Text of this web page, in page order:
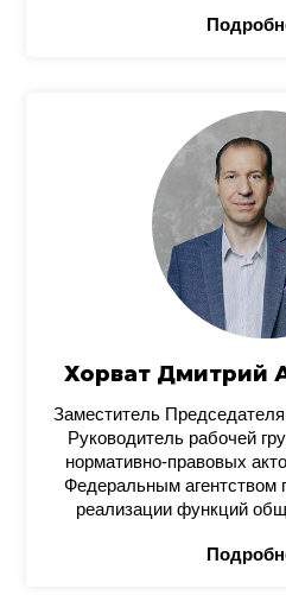
Хорват Дмитрий
Заместитель
Руководитель рабочей
нормативно-правовых
Федеральным
реализации функций